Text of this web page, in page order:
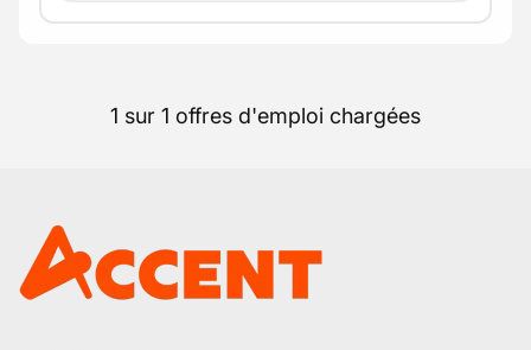
1 sur 1 offres d'emploi chargées